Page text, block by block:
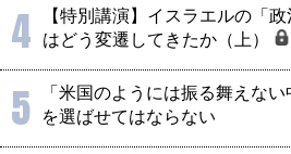
4
【特別講演】イスラエルの「政
はどう変遷してきたか（上）
5
「米国のようには振る舞えな
を選ばせてはならない